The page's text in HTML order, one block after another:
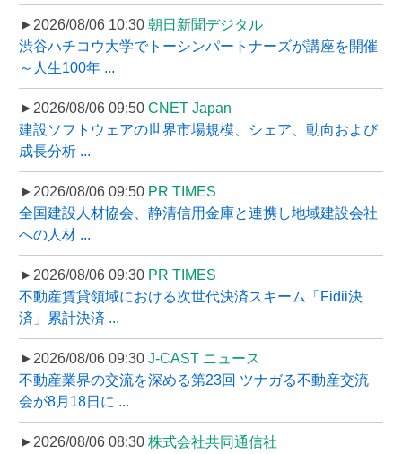
►2026/08/06 10:30 朝日新聞デジタル
渋谷ハチコウ大学でトーシンパートナーズが講座を開催
～人生100年 ...
►2026/08/06 09:50 CNET Japan
建設ソフトウェアの世界市場規模、シェア、動向および
成長分析 ...
►2026/08/06 09:50 PR TIMES
全国建設人材協会、静清信用金庫と連携し地域建設会社
への人材 ...
►2026/08/06 09:30 PR TIMES
不動産賃貸領域における次世代決済スキーム「Fidii決
済」累計決済 ...
►2026/08/06 09:30 J-CAST ニュース
不動産業界の交流を深める第23回 ツナガる不動産交流
会が8月18日に ...
►2026/08/06 08:30 株式会社共同通信社